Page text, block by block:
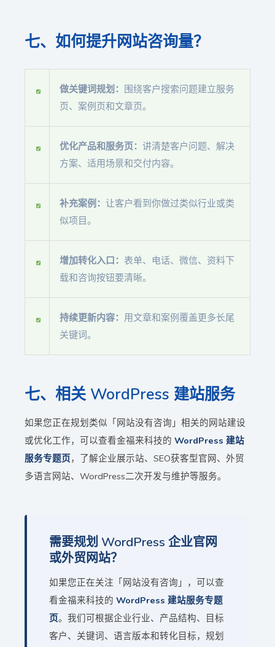
七、如何提升网站咨询量？
做关键词规划： 围绕客户搜索问题建立服务
页、案例页和文章页。
优化产品和服务页： 讲清楚客户问题、解决
方案、适用场景和交付内容。
补充案例： 让客户看到你做过类似行业或类
似项目。
增加转化入口： 表单、电话、微信、资料下
载和咨询按钮要清晰。
持续更新内容： 用文章和案例覆盖更多长尾
关键词。
七、相关 WordPress 建站服务
如果您正在规划类似「网站没有咨询」相关的网站建设
或优化工作，可以查看金福来科技的 WordPress 建站
服务专题页，了解企业展示站、SEO获客型官网、外贸
多语言网站、WordPress二次开发与维护等服务。
需要规划 WordPress 企业官网
或外贸网站？
如果您正在关注「网站没有咨询」，可以查
看金福来科技的 WordPress 建站服务专题
页。我们可根据企业行业、产品结构、目标
客户、关键词、语言版本和转化目标，规划